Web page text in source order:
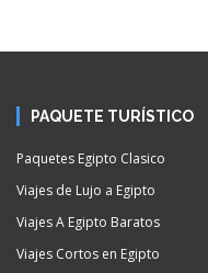
PAQUETE TURÍSTICO
Paquetes Egipto Clasico
Viajes de Lujo a Egipto
Viajes A Egipto Baratos
Viajes Cortos en Egipto